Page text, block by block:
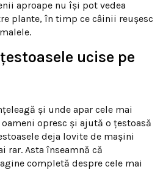
aproape nu își pot vedea
plante, în timp ce câinii reușesc
ucise pe
și unde apar cele mai
opresc și ajută o țestoasă
deja lovite de mașini
rar. Asta înseamnă că
completă despre cele mai